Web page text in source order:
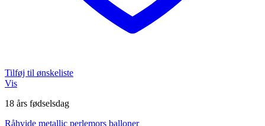
Tilføj til ønskeliste
Vis
18 års fødselsdag
Råhvide metallic perlemors balloner